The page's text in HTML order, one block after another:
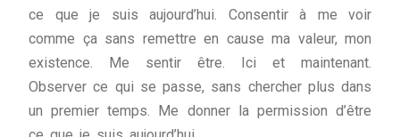
ce que je suis aujourd’hui. Consentir à me voir
comme ça sans remettre en cause ma valeur, mon
existence. Me sentir être. Ici et maintenant.
Observer ce qui se passe, sans chercher plus dans
un premier temps. Me donner la permission d’être